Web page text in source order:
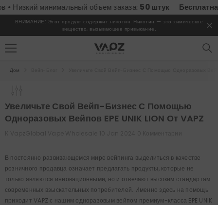
минимальный объем заказа:50 штук Бесплатная
ВНИМАНИЕ: Этот продукт содержит никотин. Никотин — это химическое
вещество, вызывающее привыкание.
Дом
Увеличьте Свой Вейп-Бизнес С Помощью
Одноразовых Вейпов EPE UNIK LION От VAPZ
В постоянно развивающемся мире вейпинга выделиться в качестве
розничного продавца означает предлагать продукты, которые не
только являются инновационными, но и отвечают высоким стандартам
современных взыскательных потребителей. Именно здесь на помощь
приходит VAPZ с нашим одноразовым вейпом премиум-класса EPE UNIK